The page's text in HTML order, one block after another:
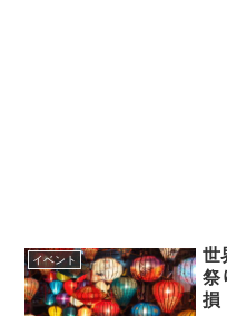
イベント
世
祭
損